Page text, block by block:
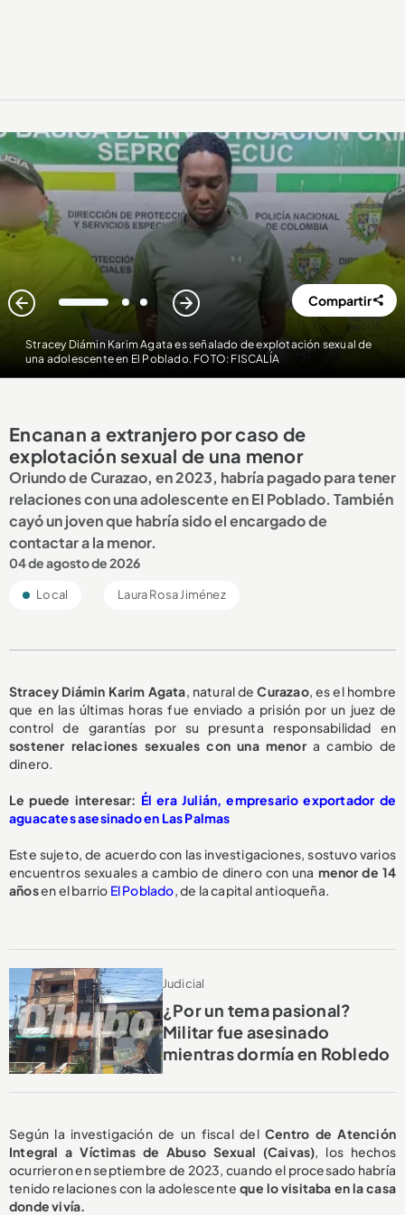
Stracey Diámin Karim Agata es señalado de explotación sexual de
una adolescente en El Poblado. FOTO: FISCALÍA
1 2 3 Compartir
Encanan a extranjero por caso de
explotación sexual de una menor
Oriundo de Curazao, en 2023, habría pagado para tener
relaciones con una adolescente en El Poblado. También
cayó un joven que habría sido el encargado de
contactar a la menor.
04 de agosto de 2026
Local Laura Rosa Jiménez
Stracey Diámin Karim Agata , natural deCurazao, es el hombre
que en las últimas horas fue enviado a prisión por un juez de
control de garantías por su presunta responsabilidad en
sostener relaciones sexuales con una menora cambio de
dinero.
Le puede interesar: Él era Julián, empresario exportador de
aguacates asesinado en Las Palmas
Este sujeto, de acuerdo con las investigaciones, sostuvo varios
encuentros sexuales a cambio de dinero con una menor de 14
añosen el barrio El Poblado , de la capital antioqueña.
Judicial
¿Por un tema pasional?
Militar fue asesinado
mientras dormía en Robledo
Según la investigación de un fiscal delCentro de Atención
Integral a Víctimas de Abuso Sexual (Caivas), los hechos
ocurrieron en septiembre de 2023, cuando el procesado habría
tenido relaciones con la adolescenteque lo visitaba en la casa
donde vivía.